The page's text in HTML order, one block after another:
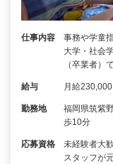
仕事内容
事務や学童
大学・社会
（卒業者）
給与 月給
勤務地
福岡県筑紫
歩10分
応募資格
未経験者大
スタッフが